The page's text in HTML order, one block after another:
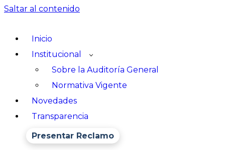
Saltar al contenido
Inicio
Institucional
Sobre la Auditoría General
Normativa Vigente
Novedades
Transparencia
Presentar Reclamo